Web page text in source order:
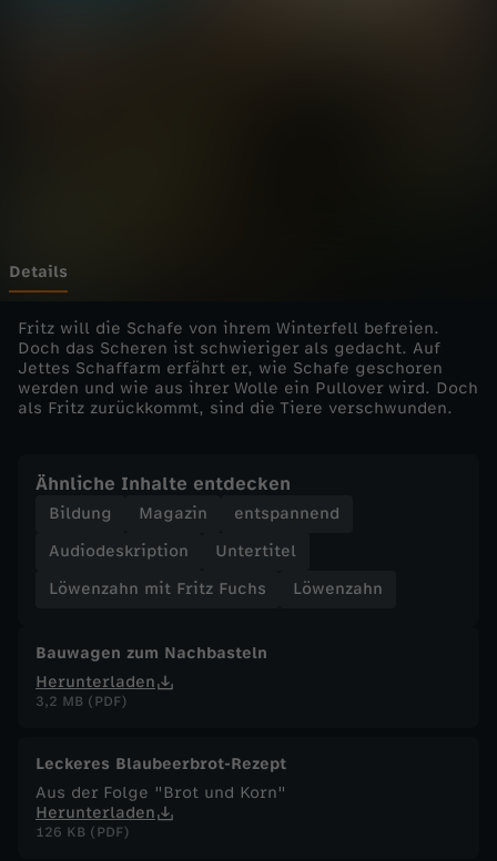
F
r
i
z
F
u
c
h
s
-
Details
Fritz will die Schafe von ihrem Winterfell befreien.
Doch das Scheren ist schwieriger als gedacht. Auf
Jettes Schaffarm erfährt er, wie Schafe geschoren
werden und wie aus ihrer Wolle ein Pullover wird. Doch
als Fritz zurückkommt, sind die Tiere verschwunden.
Ähnliche Inhalte entdecken
Bildung Magazin
entspannend
Audiodeskription
Untertitel
Löwenzahn mit Fritz Fuchs
Löwenzahn
Bauwagen zum Nachbasteln
Herunterladen
3,2 MB (PDF)
Leckeres Blaubeerbrot-Rezept
Aus der Folge "Brot und Korn"
Herunterladen
126 KB (PDF)